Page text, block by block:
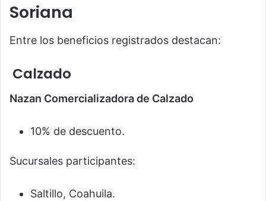
Soriana
Entre los beneficios registrados destacan:
Calzado
Nazan Comercializadora de Calzado
10% de descuento.
Sucursales participantes:
Saltillo, Coahuila.